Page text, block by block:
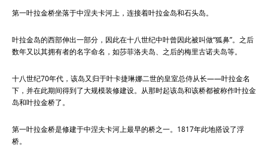
第一叶拉金桥坐落于中涅夫卡河上，连接着叶拉金岛和石头岛。
叶拉金岛的西部伸出一部分，因此在十八世纪中叶曾因此被叫做“狐鼻”。之后
数年又以其拥有者的名字命名，如莎菲洛夫岛、之后的梅里古诺夫岛等。
十八世纪70年代，该岛又归于叶卡捷琳娜二世的皇室总侍从长——叶拉金名
下，并在此期间得到了大规模装修建设。从那时起该岛和该桥都被称作叶拉金
岛和叶拉金桥了。
第一叶拉金桥是修建于中涅夫卡河上最早的桥之一。1817年此地搭设了浮
桥。